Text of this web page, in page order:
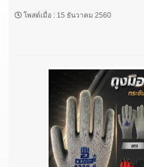
โพสต์เมื่อ : 15 ธันวาคม 2560